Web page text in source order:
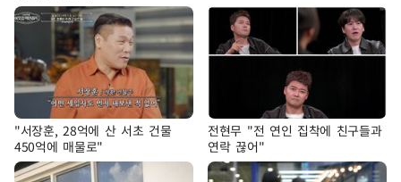
"서장훈, 28억에 산 서초 건물
450억에 매물로"
전현무 "전 연인 집착에 친구들과
연락 끊어"